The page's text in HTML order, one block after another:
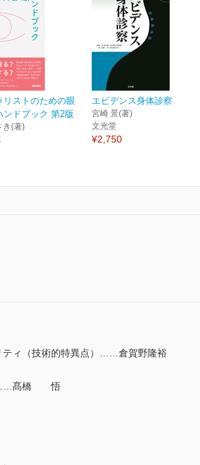
リストのための眼
ンドブック 第2版
き(著)
エビデンス身体診察
宮崎 景(著)
文光堂
¥2,750
ィ（技術的特異点）……倉賀野隆裕
療……髙橋 悟